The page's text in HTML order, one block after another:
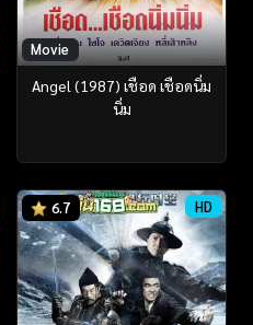
Movie
Angel (1987) เชือด เชือดนิ่ม
นิ่ม
6.7 HD